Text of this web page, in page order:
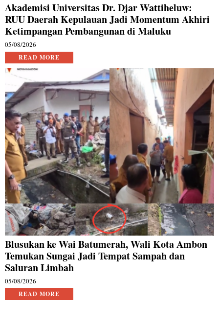
Akademisi Universitas Dr. Djar Wattiheluw:
RUU Daerah Kepulauan Jadi Momentum Akhiri
Ketimpangan Pembangunan di Maluku
05/08/2026
READ MORE
Blusukan ke Wai Batumerah, Wali Kota Ambon
Temukan Sungai Jadi Tempat Sampah dan
Saluran Limbah
05/08/2026
READ MORE